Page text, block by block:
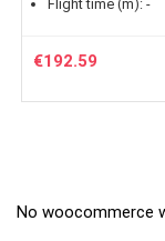
Flight time (m): -
€192.59
No woocommerce